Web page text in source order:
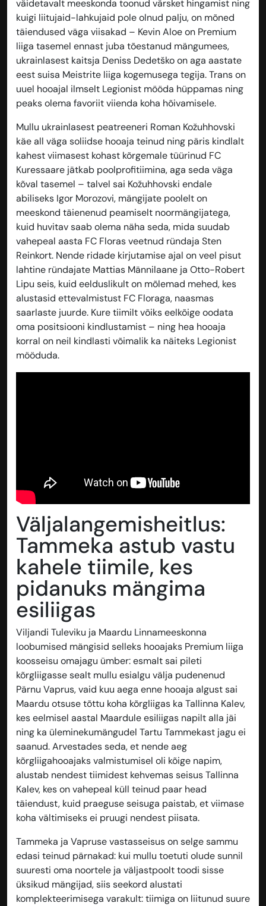
väidetavalt meeskonda toonud värsket hingamist ning
kuigi liitujaid-lahkujaid pole olnud palju, on mõned
täiendused väga viisakad – Kevin Aloe on Premium
liiga tasemel ennast juba tõestanud mängumees,
ukrainlasest kaitsja Deniss Dedetško on aga aastate
eest suisa Meistrite liiga kogemusega tegija. Trans on
uuel hooajal ilmselt Legionist mööda hüppamas ning
peaks olema favoriit viienda koha hõivamisele.
Mullu ukrainlasest peatreeneri Roman Kožuhhovski
käe all väga soliidse hooaja teinud ning päris kindlalt
kahest viimasest kohast kõrgemale tüürinud FC
Kuressaare jätkab poolprofitiimina, aga seda väga
kõval tasemel – talvel sai Kožuhhovski endale
abiliseks Igor Morozovi, mängijate poolelt on
meeskond täienenud peamiselt noormängijatega,
kuid huvitav saab olema näha seda, mida suudab
vahepeal aasta FC Floras veetnud ründaja Sten
Reinkort. Nende ridade kirjutamise ajal on veel pisut
lahtine ründajate Mattias Männilaane ja Otto-Robert
Lipu seis, kuid eelduslikult on mõlemad mehed, kes
alustasid ettevalmistust FC Floraga, naasmas
saarlaste juurde. Kure tiimilt võiks eelkõige oodata
oma positsiooni kindlustamist – ning hea hooaja
korral on neil kindlasti võimalik ka näiteks Legionist
mööduda.
Väljalangemisheitlus:
Tammeka astub vastu
kahele tiimile, kes
pidanuks mängima
esiliigas
Viljandi Tuleviku ja Maardu Linnameeskonna
loobumised mängisid selleks hooajaks Premium liiga
koosseisu omajagu ümber: esmalt sai pileti
kõrgliigasse sealt mullu esialgu välja pudenenud
Pärnu Vaprus, vaid kuu aega enne hooaja algust sai
Maardu otsuse tõttu koha kõrgliigas ka Tallinna Kalev,
kes eelmisel aastal Maardule esiliigas napilt alla jäi
ning ka üleminekumängudel Tartu Tammekast jagu ei
saanud. Arvestades seda, et nende aeg
kõrgliigahooajaks valmistumisel oli kõige napim,
alustab nendest tiimidest kehvemas seisus Tallinna
Kalev, kes on vahepeal küll teinud paar head
täiendust, kuid praeguse seisuga paistab, et viimase
koha vältimiseks ei pruugi nendest piisata.
Tammeka ja Vapruse vastasseisus on selge sammu
edasi teinud pärnakad: kui mullu toetuti olude sunnil
suuresti oma noortele ja väljastpoolt toodi sisse
üksikud mängijad, siis seekord alustati
komplekteerimisega varakult: tiimiga on liitunud suure